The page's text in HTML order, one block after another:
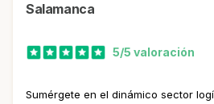
Salamanca
5/5 valoración
Sumérgete en el dinámico sector